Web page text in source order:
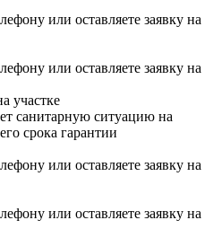
или оставляете заявку на
или оставляете заявку на
участке
санитарную ситуацию на
срока гарантии
или оставляете заявку на
или оставляете заявку на